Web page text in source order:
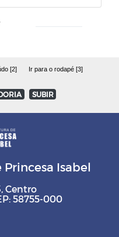
[2] Ir para o rodapé [3]
SUBIR
Isabel
Centro
58755-000